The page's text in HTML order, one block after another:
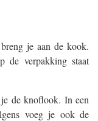
je aan de kook.
de verpakking staat
de knoflook. In een
voeg je ook de